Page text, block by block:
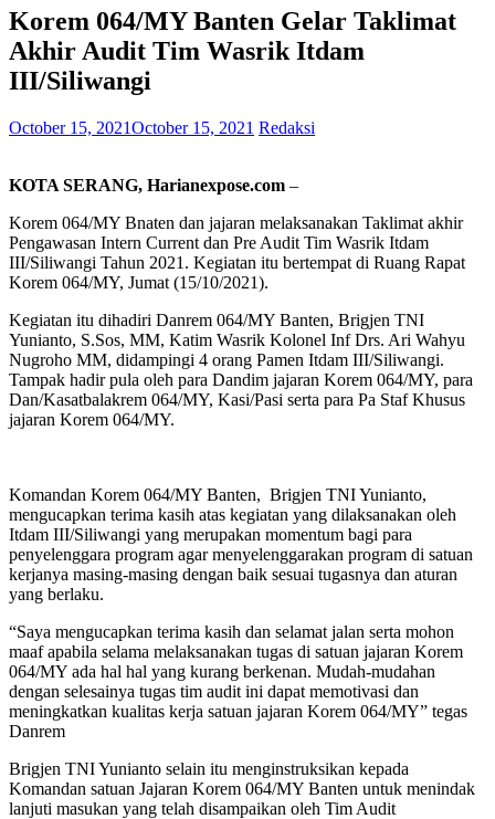
Korem 064/MY Banten Gelar Taklimat
Akhir Audit Tim Wasrik Itdam
III/Siliwangi
October 15, 2021October 15, 2021 Redaksi
KOTA SERANG, Harianexpose.com –
Korem 064/MY Bnaten dan jajaran melaksanakan Taklimat akhir
Pengawasan Intern Current dan Pre Audit Tim Wasrik Itdam
III/Siliwangi Tahun 2021. Kegiatan itu bertempat di Ruang Rapat
Korem 064/MY, Jumat (15/10/2021).
Kegiatan itu dihadiri Danrem 064/MY Banten, Brigjen TNI
Yunianto, S.Sos, MM, Katim Wasrik Kolonel Inf Drs. Ari Wahyu
Nugroho MM, didampingi 4 orang Pamen Itdam III/Siliwangi.
Tampak hadir pula oleh para Dandim jajaran Korem 064/MY, para
Dan/Kasatbalakrem 064/MY, Kasi/Pasi serta para Pa Staf Khusus
jajaran Korem 064/MY.
Komandan Korem 064/MY Banten, Brigjen TNI Yunianto,
mengucapkan terima kasih atas kegiatan yang dilaksanakan oleh
Itdam III/Siliwangi yang merupakan momentum bagi para
penyelenggara program agar menyelenggarakan program di satuan
kerjanya masing-masing dengan baik sesuai tugasnya dan aturan
yang berlaku.
“Saya mengucapkan terima kasih dan selamat jalan serta mohon
maaf apabila selama melaksanakan tugas di satuan jajaran Korem
064/MY ada hal hal yang kurang berkenan. Mudah-mudahan
dengan selesainya tugas tim audit ini dapat memotivasi dan
meningkatkan kualitas kerja satuan jajaran Korem 064/MY” tegas
Danrem
Brigjen TNI Yunianto selain itu menginstruksikan kepada
Komandan satuan Jajaran Korem 064/MY Banten untuk menindak
lanjuti masukan yang telah disampaikan oleh Tim Audit